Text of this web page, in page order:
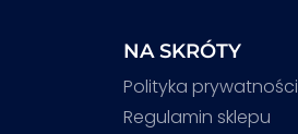
NA SKRÓTY
Polityka prywatności
Regulamin sklepu